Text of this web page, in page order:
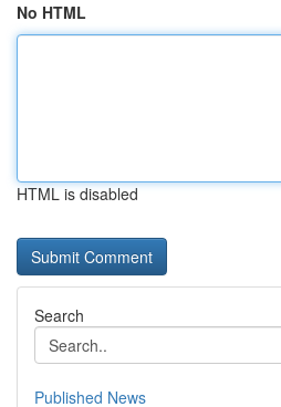
No HTML
HTML is disabled
Search
Published News